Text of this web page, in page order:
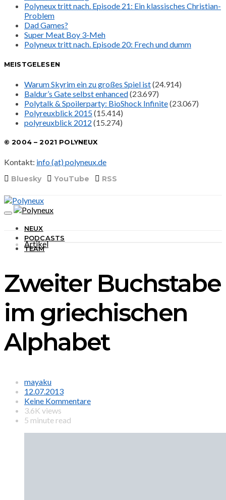
Polyneux tritt nach. Episode 21: Ein klassisches Christian-
Problem
Dad Games?
Super Meat Boy 3-Meh
Polyneux tritt nach. Episode 20: Frech und dumm
MEISTGELESEN
Warum Skyrim ein zu großes Spiel ist(24.914)
Baldur’s Gate selbst enhanced(23.697)
Polytalk & Spoilerparty: BioShock Infinite(23.067)
Polyreuxblick 2015(15.414)
polyreuxblick 2012 (15.274)
© 2004 – 2021 POLYNEUX
Kontakt: info (at) polyneux.de
Bluesky YouTube RSS
NEUX
PODCASTS
TEAM
Artikel
Zweiter Buchstabe
im griechischen
Alphabet
mayaku
12.07.2013
Keine Kommentare
3.6K views
5 minute read